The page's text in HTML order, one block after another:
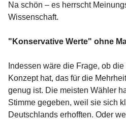
Na schön – es herrscht
Wissenschaft.
"Konservative Werte" ohne
Indessen wäre die Frage, ob
Konzept hat, das für die
genug ist. Die meisten Wähler
Stimme gegeben, weil sie sich
Deutschlands erhofften. Oder